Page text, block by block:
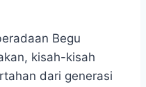
Begu
kisah-kisah
dari generasi